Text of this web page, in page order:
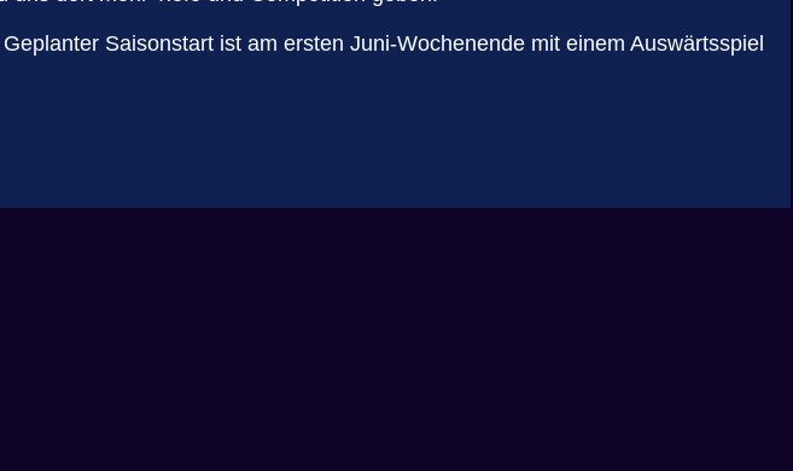
Geplanter Saisonstart ist am ersten Juni-Wochenende mit einem Auswärtsspiel